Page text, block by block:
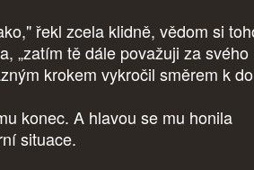
řekl zcela klidně, vědom si
„zatím tě dále považuji za svého
krokem vykročil směrem k
konec. A hlavou se mu honila
situace.